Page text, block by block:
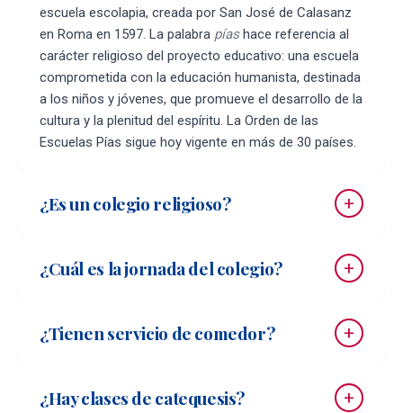
escuela escolapia, creada por San José de Calasanz
en Roma en 1597. La palabra píashace referencia al
carácter religioso del proyecto educativo: una escuela
comprometida con la educación humanista, destinada
a los niños y jóvenes, que promueve el desarrollo de la
cultura y la plenitud del espíritu. La Orden de las
Escuelas Pías sigue hoy vigente en más de 30 países.
¿Es un colegio religioso?
¿Cuál es la jornada del colegio?
¿Tienen servicio de comedor?
¿Hay clases de catequesis?